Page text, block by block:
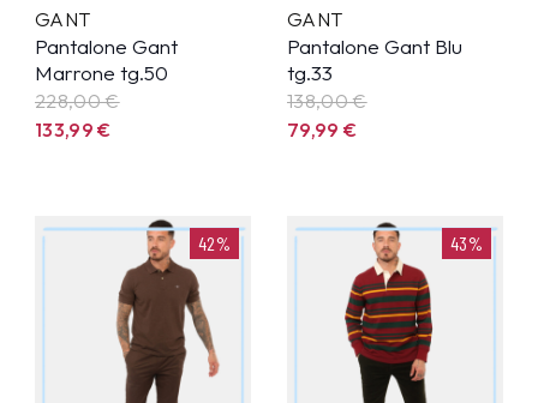
GANT
Pantalone Gant
Marrone tg.50
228,00 €
133,99€
GANT
Pantalone Gant Blu
tg.33
138,00 €
79,99€
42% 43%